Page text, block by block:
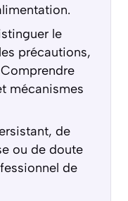
le
précautions,
mécanismes
de
ou de doute
de